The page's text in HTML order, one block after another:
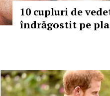
10 cupluri de
îndrăgostit pe